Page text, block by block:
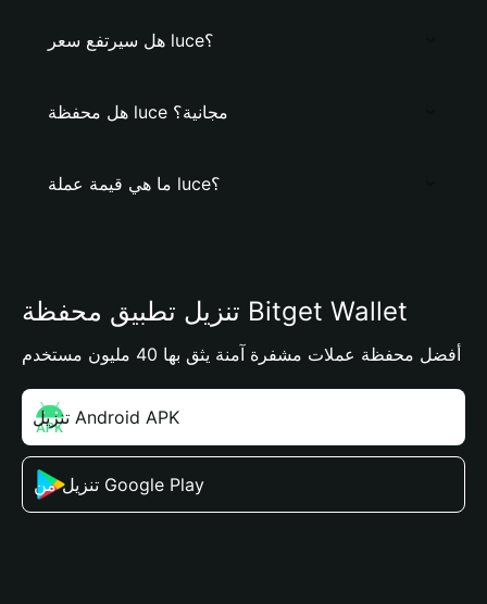
هل سيرتفع سعر luce؟
هل محفظة luce مجانية؟
ما هي قيمة عملة luce؟
تنزيل تطبيق محفظة Bitget Wallet
أفضل محفظة عملات مشفرة آمنة يثق بها 40 مليون مستخدم
تنزيل Android APK
تنزيل من Google Play